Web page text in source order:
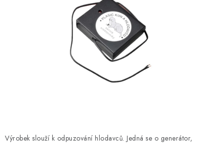
Výrobek slouží k odpuzování hlodavců. Jedná se o generátor,